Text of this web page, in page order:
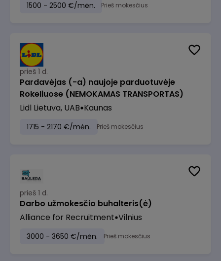
1500 - 2500 €/mėn. Prieš mokesčius
prieš 1 d.
Pardavėjas (-a) naujoje parduotuvėje
Rokeliuose (NEMOKAMAS TRANSPORTAS)
Lidl Lietuva, UAB Kaunas
1715 - 2170 €/mėn. Prieš mokesčius
prieš 1 d.
Darbo užmokesčio buhalteris(ė)
Alliance for Recruitment Vilnius
3000 - 3650 €/mėn. Prieš mokesčius